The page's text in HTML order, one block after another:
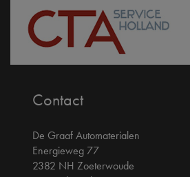
Contact
De Graaf Automaterialen
Energieweg 77
2382 NH Zoeterwoude